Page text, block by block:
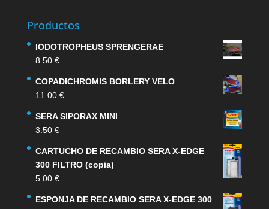
Productos
IODOTROPHEUS SPRENGERAE
8.50 €
COPADICHROMIS BORLERY VELO
11.00 €
SERA SIPORAX MINI
3.50 €
CARTUCHO DE RECAMBIO SERA X-EDGE
300 FILTRO (copia)
5.00 €
ESPONJA DE RECAMBIO SERA X-EDGE 300